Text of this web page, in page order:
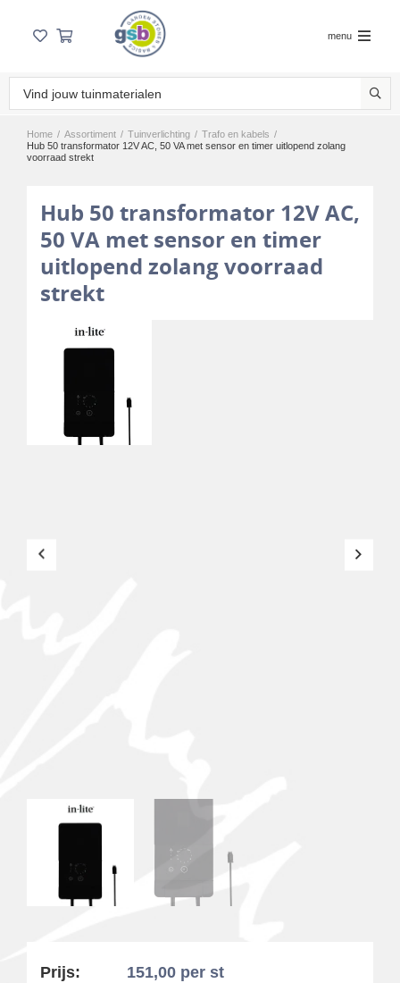
menu
Home / Assortiment / Tuinverlichting / Trafo en kabels /
Hub 50 transformator 12V AC, 50 VA met sensor en timer uitlopend zolang
voorraad strekt
Hub 50 transformator 12V AC,
50 VA met sensor en timer
uitlopend zolang voorraad
strekt
Prijs: 151,00 per st